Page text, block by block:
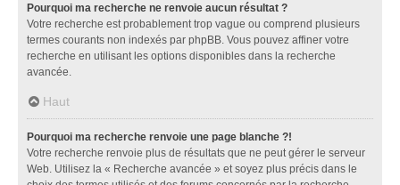
Pourquoi ma recherche ne renvoie aucun résultat ?
Votre recherche est probablement trop vague ou comprend plusieurs
termes courants non indexés par phpBB. Vous pouvez affiner votre
recherche en utilisant les options disponibles dans la recherche
avancée.
Haut
Pourquoi ma recherche renvoie une page blanche ?!
Votre recherche renvoie plus de résultats que ne peut gérer le serveur
Web. Utilisez la « Recherche avancée » et soyez plus précis dans le